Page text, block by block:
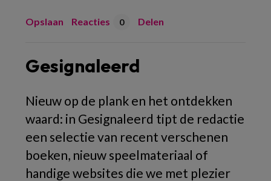
Opslaan Reacties 0 Delen
Gesignaleerd
Nieuw op de plank en het ontdekken
waard: in Gesignaleerd tipt de redactie
een selectie van recent verschenen
boeken, nieuw speelmateriaal of
handige websites die we met plezier